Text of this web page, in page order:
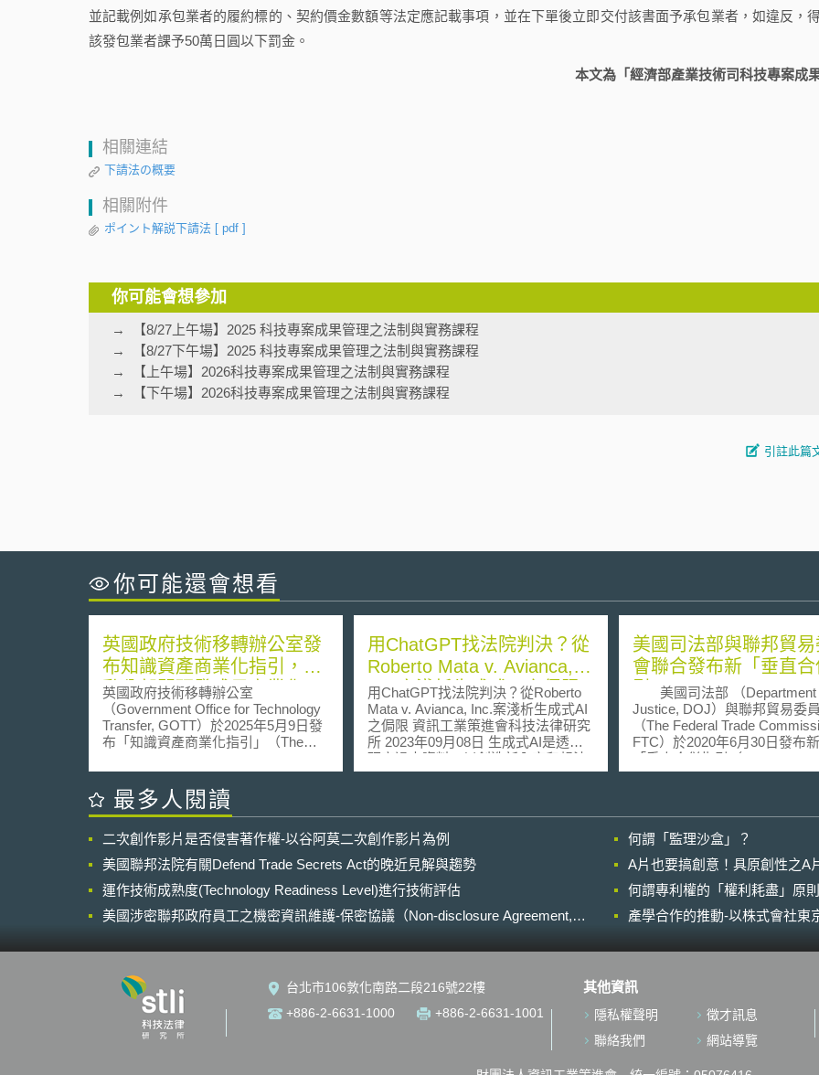
並記載例如承包業者的履約標的、契約價金數額等法定應記載事項，並在下單後立即交付該書面予承包業者，如違反，
該發包業者課予50萬日圓以下罰金。
本文為「經濟部產業技術司科技專案成果
相關連結
下請法の概要
相關附件
ポイント解説下請法 [ pdf ]
你可能會想參加
【8/27上午場】2025 科技專案成果管理之法制與實務課程
【8/27下午場】2025 科技專案成果管理之法制與實務課程
【上午場】2026科技專案成果管理之法制與實務課程
【下午場】2026科技專案成果管理之法制與實務課程
引註此篇
你可能還會想看
英國政府技術移轉辦公室發
布知識資產商業化指引，推
動公部門研發成果商業化
英國政府技術移轉辦公室
（Government Office for Technology
Transfer, GOTT）於2025年5月9日發
布「知識資產商業化指引」（The
Guide），指導公部門及其研究機構
（Public Sector Bodies, PSB） 透過
技術移轉、衍生新創等途徑，促進其
Asset, KA）商業化。指引包含KA商
業化開發路線及技轉授權方法等，並
建議PSB內部KA管理人員（如KA管
理負責人及KA經理）使用。重點簡述
如下： 1. 指引建議PSB以下行動策
略：制訂KA管理策略，且應包含創作
員轉任借調原則、利益衝突管理程序
等；對KA進行盡職調查（Due
Diligence, DD），如確認研發人員對
KA貢獻度、確認PSB具授權KA之權
利；擇定KA商業化路線時，須確認其
商業化目標、創造哪些產品及服務、
用ChatGPT找法院判決？從
Roberto Mata v. Avianca,
Inc.案淺析生成式AI之侷限
用ChatGPT找法院判決？從Roberto
Mata v. Avianca, Inc.案淺析生成式AI
之侷限 資訊工業策進會科技法律研究
所 2023年09月08日 生成式AI是透過
研究過去資料，以創造新內容和想法
的AI技術，其應用領域包括文字、圖
到1億人，無疑成為民眾日常生活中最
容易近用的AI科技。 惟，生成式AI大
量使用後，其中的問題也逐漸浮現。
例如，ChatGPT提供的回答僅是從所
學習的資料中統整歸納，無法保證資
料的正確性。Roberto Mata v.
ChatGPT撰寫訴狀，卻未重新審視其
訴狀中所描述的判決不存在爭議。
壹、事件摘要 Roberto Mata v.
Avianca, Inc.案[1]中，原告Roberto
從薩爾瓦多飛往紐約，飛行過程中膝
蓋遭空服員的推車撞傷，並於2022年
美國司法部與聯邦貿易
會聯合發布新「垂直合
引」
美國司法部 （Department
Justice, DOJ）與聯邦貿易委
（The Federal Trade
FTC）於2020年6月30日發布
「垂直合併指引（Vertical
Guidelines）」，其為美國司
Merger Guidelines）」頒布以
次針對垂直合併之重大修正，
在概述聯邦反托拉斯主管機關
估垂直合併之競爭效應、以及
併是否符合美國反托拉斯法。 本
指引所適用之合併態樣包括嚴
司或資產之合併）、斜向合併
之間之不同階段的公司或資產
併）、以及於互補合併（
complements）時所會產生之
題。其描述主管機關用於判斷
構。 於反競爭效果分析之單方效
最多人閱讀
二次創作影片是否侵害著作權-以谷阿莫二次創作影片為例
何謂「監理沙盒」？
美國聯邦法院有關Defend Trade Secrets Act的晚近見解與趨勢
A片也要搞創意！具原創性之A
運作技術成熟度(Technology Readiness Level)進行技術評估
何謂專利權的「權利耗盡」原
美國涉密聯邦政府員工之機密資訊維護-保密協議（Non-disclosure Agreement,
產學合作的推動-以株式會社東
台北市106敦化南路二段216號22樓
+886-2-6631-1000
+886-2-6631-1001
其他資訊
隱私權聲明
徵才訊息
聯絡我們
網站導覽